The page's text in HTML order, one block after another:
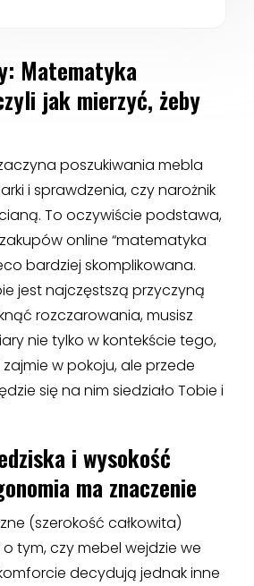
Matematyka
jak mierzyć, żeby
poszukiwania mebla
i sprawdzenia, czy narożnik
To oczywiście podstawa,
online “matematyka
bardziej skomplikowana.
jest najczęstszą przyczyną
rozczarowania, musisz
nie tylko w kontekście tego,
w pokoju, ale przede
się na nim siedziało Tobie i
i wysokość
ma znaczenie
(szerokość całkowita)
tym, czy mebel wejdzie we
decydują jednak inne